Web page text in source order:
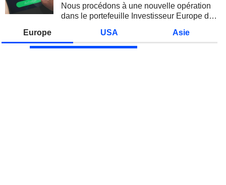
Nous procédons à une nouvelle opération
dans le portefeuille Investisseur Europe de
Europe USA Asie